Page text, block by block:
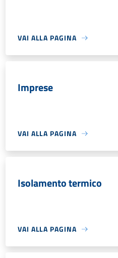
VAI ALLA PAGINA
Imprese
VAI ALLA PAGINA
Isolamento termico
VAI ALLA PAGINA